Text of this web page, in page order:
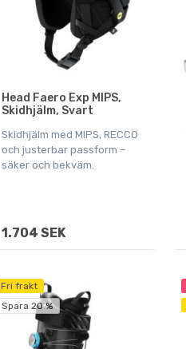
Head Faero Exp MIPS,
Skidhjälm, Svart
Skidhjälm med MIPS, RECCO
och justerbar passform –
säker och bekväm.
1.704 SEK
Fri frakt
Spara 20 %